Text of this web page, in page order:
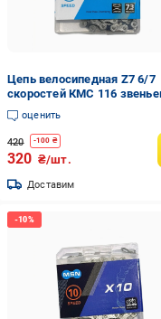
Цепь велосипедная Z7 6/7
скоростей КМС 116
замка
оценить
420 -100 ₴
320 ₴/шт.
Доставим